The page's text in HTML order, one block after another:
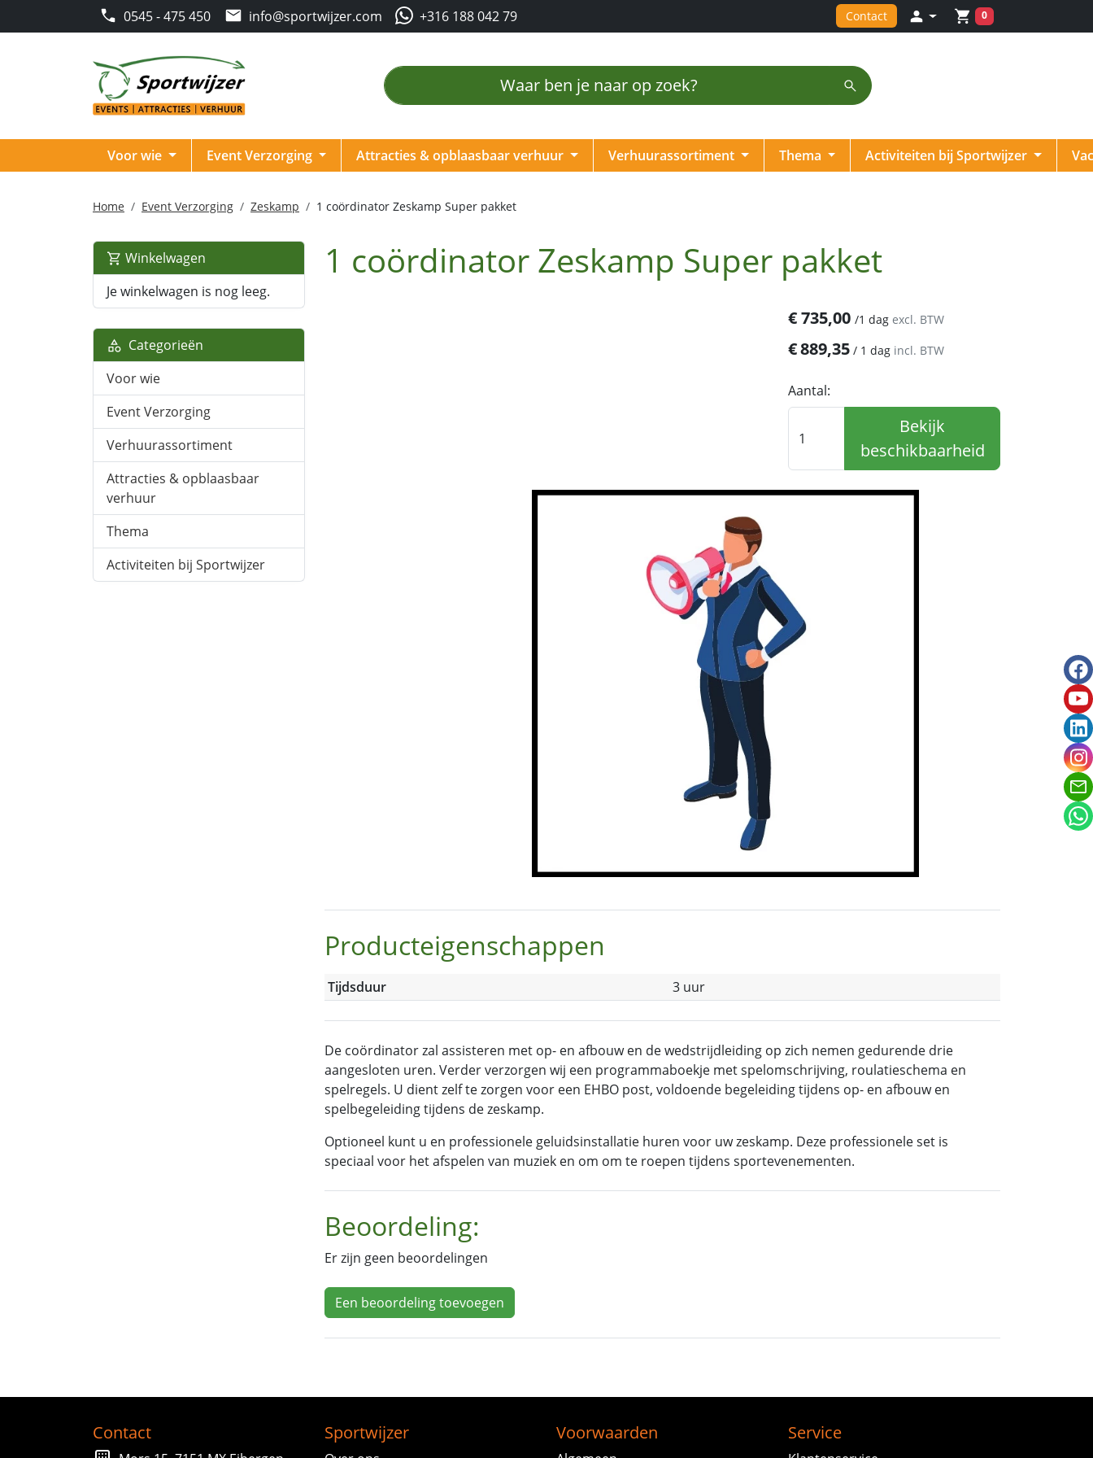
0545 - 475 450 info@sportwijzer.com +316 188 042 79 Contact inloggenWinkelwagen
0
Voor wie Event Verzorging Attracties & opblaasbaar verhuur Verhuurassortiment Thema Activiteiten bij Sportwijzer
Home Event Verzorging Zeskamp 1 coördinator Zeskamp Super pakket
Winkelwagen
Je winkelwagen is nog leeg.
Categorieën
Voor wie
Event Verzorging
Verhuurassortiment
Attracties & opblaasbaar
verhuur
Thema
Activiteiten bij Sportwijzer
1 coördinator Zeskamp Super pakket
€735,00 /1 dag excl. BTW
€889,35 / 1 dag incl. BTW
Aantal:
Bekijk
beschikbaarheid
Producteigenschappen
Tijdsduur 3 uur
De coördinator zal assisteren met op- en afbouw en de wedstrijdleiding op zich nemen gedurende drie
aangesloten uren. Verder verzorgen wij een programmaboekje met spelomschrijving, roulatieschema en
spelregels. U dient zelf te zorgen voor een EHBO post, voldoende begeleiding tijdens op- en afbouw en
spelbegeleiding tijdens de zeskamp.
Optioneel kunt u en professionele geluidsinstallatie huren voor uw zeskamp. Deze professionele set is
speciaal voor het afspelen van muziek en om om te roepen tijdens sportevenementen.
Beoordeling:
Er zijn geen beoordelingen
Een beoordeling toevoegen
Contact Sportwijzer Voorwaarden Service